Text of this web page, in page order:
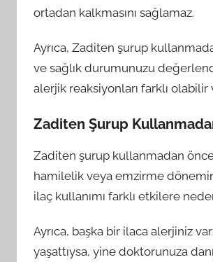
ortadan kalkmasını sağlamaz.
Ayrıca, Zaditen şurup
ve sağlık durumunuzu
alerjik reaksiyonları farklı
Zaditen Şurup
Zaditen şurup kullanmadan
hamilelik veya emzirme
ilaç kullanımı farklı etkilere
Ayrıca, başka bir ilaca alerjiniz
yaşattıysa, yine doktorunuza